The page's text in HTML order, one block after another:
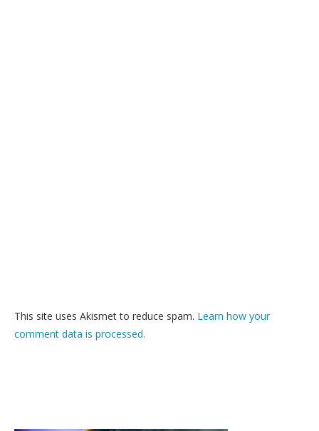
This site uses Akismet to reduce spam. Learn how your
comment data is processed.